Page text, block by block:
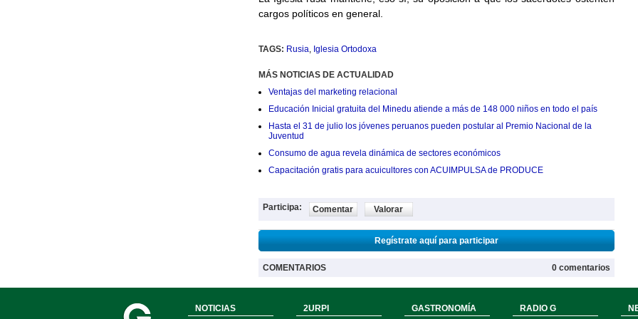
cargos políticos en general.
TAGS: Rusia, Iglesia Ortodoxa
MÁS NOTICIAS DE ACTUALIDAD
Ventajas del marketing relacional
Educación Inicial gratuita del Minedu atiende a más de 148 000 niños en todo el país
Hasta el 31 de julio los jóvenes peruanos pueden postular al Premio Nacional de la
Juventud
Consumo de agua revela dinámica de sectores económicos
Capacitación gratis para acuicultores con ACUIMPULSA de PRODUCE
Participa: Comentar Valorar
Regístrate aquí para participar
COMENTARIOS 0 comentarios
NOTICIAS 2URPI GASTRONOMÍA RADIO G